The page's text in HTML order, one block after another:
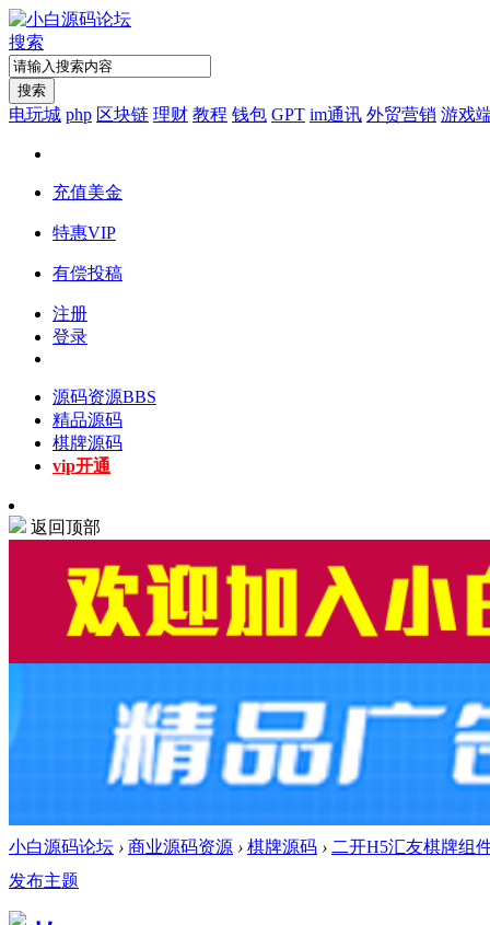
搜索
搜索
电玩城 php 区块链 理财 教程 钱包 GPT im通讯 外贸营销 游戏
充值美金
特惠VIP
有偿投稿
注册
登录
源码资源BBS
精品源码
棋牌源码
vip开通
返回顶部
小白源码论坛 › 商业源码资源 › 棋牌源码 › 二开H5汇友棋牌组
发布主题